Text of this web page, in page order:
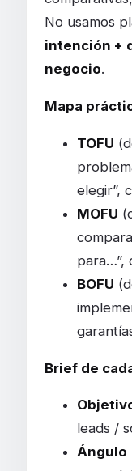
No usamos
intención +
negocio.
Mapa
TOFU
elegir”,
MOFU
para…”,
BOFU
Brief de
leads /
Ángulo